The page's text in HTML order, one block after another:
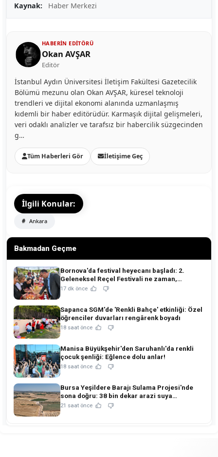
Kaynak: Haber Merkezi
HABERIN EDITÖRÜ
Okan AVŞAR
Editör
İstanbul Aydın Üniversitesi İletişim Fakültesi Gazetecilik
Bölümü mezunu olan Okan AVŞAR, küresel teknoloji
trendleri ve dijital ekonomi alanında uzmanlaşmış
kıdemli bir haber editörüdür. Karmaşık dijital gelişmeleri,
veri odaklı analizler ve tarafsız bir habercilik süzgecinden
g…
Tüm Haberleri Gör İletişime Geç
İlgili Konular:
Ankara
Bakmadan Geçme
Bornova'da festival heyecanı başladı: 2.
Geleneksel Reçel Festivali ne zaman,
nerede?
17 dk önce
Sapanca SGM'de 'Renkli Bahçe' etkinliği: Özel
öğrenciler duvarları rengârenk boyadı
18 saat önce
Manisa Büyükşehir'den Saruhanlı'da renkli
çocuk şenliği: Eğlence dolu anlar!
18 saat önce
Bursa Yeşildere Barajı Sulama Projesi'nde
sona doğru: 38 bin dekar arazi suya
kavuşuyor!
21 saat önce